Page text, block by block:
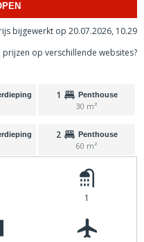
bijgewerkt op 20.07.2026, 10.29
op verschillende websites?
1 Penthouse
30 m²
2 Penthouse
60 m²
1